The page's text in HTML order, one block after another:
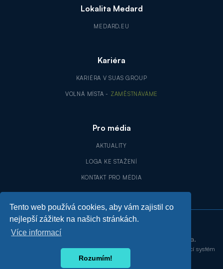
Tento web používá cookies, aby vám zajistil co
nejlepší zážitek na našich stránkách.
Více informací
Rozumím!
Lokalita Medard
MEDARD.EU
Kariéra
KARIÉRA V SUAS GROUP
VOLNÁ MÍSTA - ZAMĚSTNÁVÁME
Pro média
AKTUALITY
LOGA KE STAŽENÍ
KONTAKT PRO MÉDIA
©2026Suas Group, a.s. Všechna práva vyhrazena.
Zásady ochrany osobních údajůProhlášení o koncernu Oznamovací systém